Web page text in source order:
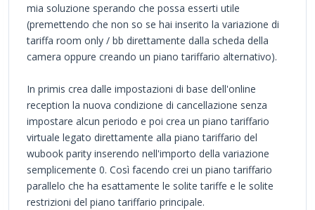
mia soluzione sperando che possa esserti utile
(premettendo che non so se hai inserito la variazione di
tariffa room only / bb direttamente dalla scheda della
camera oppure creando un piano tariffario alternativo).
In primis crea dalle impostazioni di base dell'online
reception la nuova condizione di cancellazione senza
impostare alcun periodo e poi crea un piano tariffario
virtuale legato direttamente alla piano tariffario del
wubook parity inserendo nell'importo della variazione
semplicemente 0. Così facendo crei un piano tariffario
parallelo che ha esattamente le solite tariffe e le solite
restrizioni del piano tariffario principale.